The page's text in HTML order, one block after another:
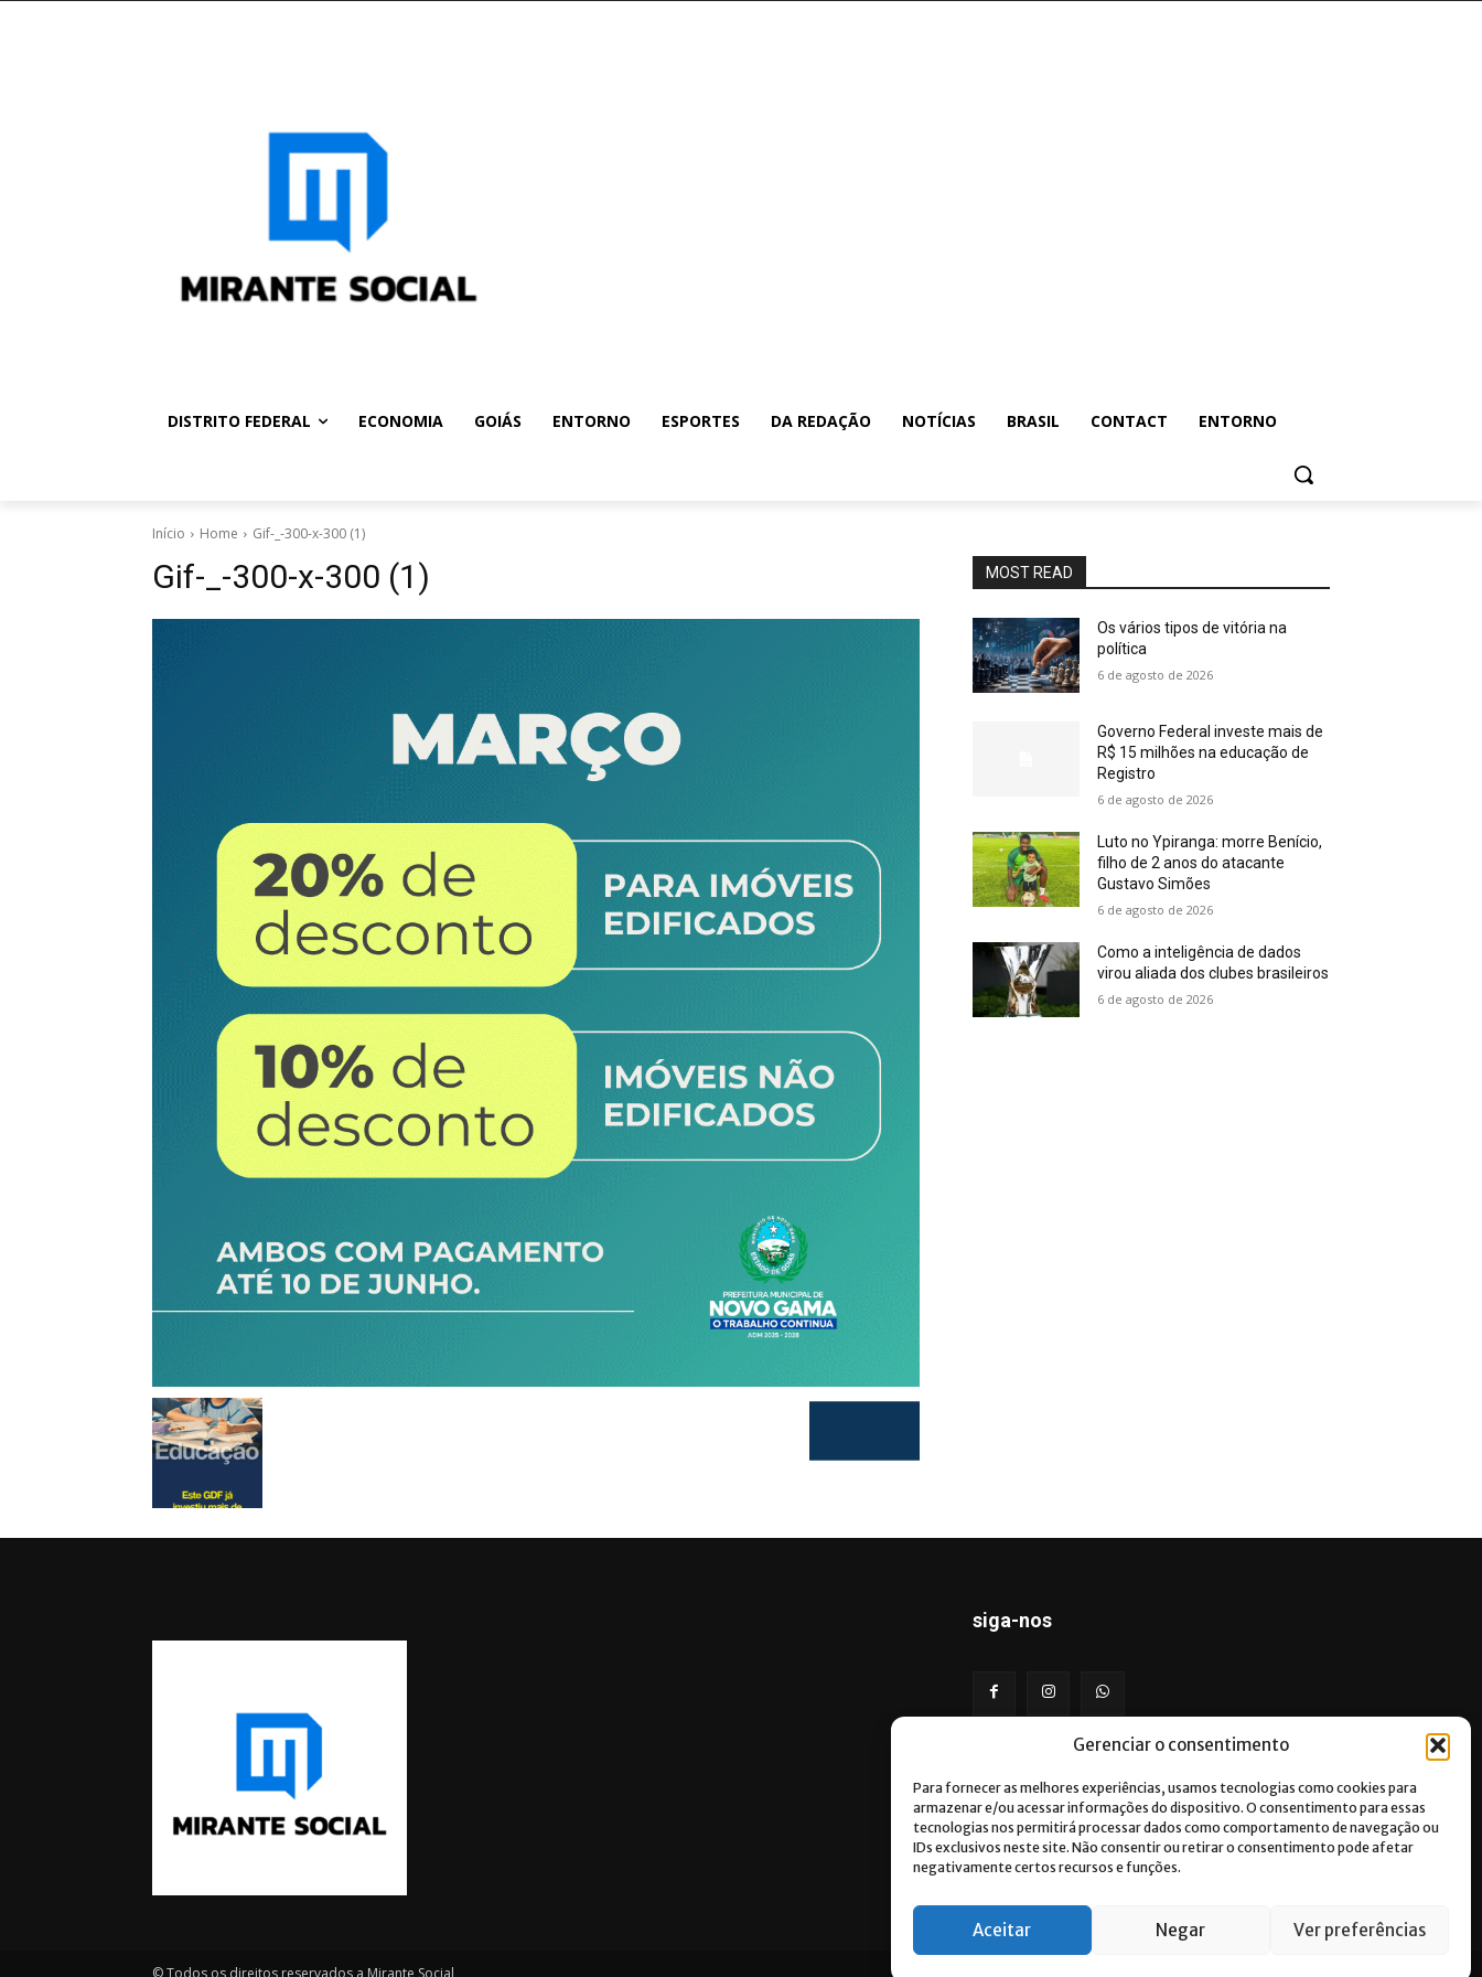
Gerenciar o consentimento
Para fornecer as melhores experiências, usamos tecnologias como cookies para
armazenar e/ou acessar informações do dispositivo. O consentimento para essas
tecnologias nos permitirá processar dados como comportamento de navegação ou
IDs exclusivos neste site. Não consentir ou retirar o consentimento pode afetar
negativamente certos recursos e funções.
Aceitar Negar Ver preferências
DISTRITO FEDERAL ECONOMIA GOIÁS ENTORNO ESPORTES DA REDAÇÃO NOTÍCIAS BRASIL CONTACT ENTORNO
Início Home Gif-_-300-x-300 (1)
Gif-_-300-x-300 (1) MOST READ
Os vários tipos de vitória na
política
6 de agosto de 2026
Governo Federal investe mais de
R$ 15 milhões na educação de
Registro
6 de agosto de 2026
Luto no Ypiranga: morre Benício,
filho de 2 anos do atacante
Gustavo Simões
6 de agosto de 2026
Como a inteligência de dados
virou aliada dos clubes brasileiros
6 de agosto de 2026
siga-nos